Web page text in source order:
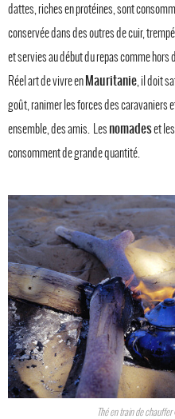
dattes, riches en protéines, sont
conservée dans des outres de cuir,
et servies au début du repas comme hors
Réel art de vivre enMauritanie, il doit
goût, ranimer les forces des caravaniers
ensemble, des amis. Les nomadeset les
consomment de grande quantité.
Thé en train de